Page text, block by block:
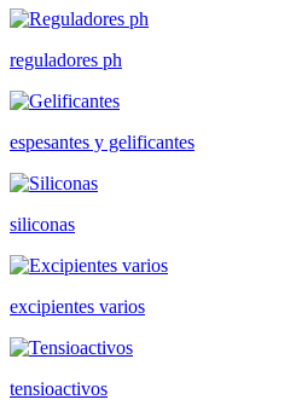
reguladores ph
espesantes y gelificantes
siliconas
excipientes varios
tensioactivos